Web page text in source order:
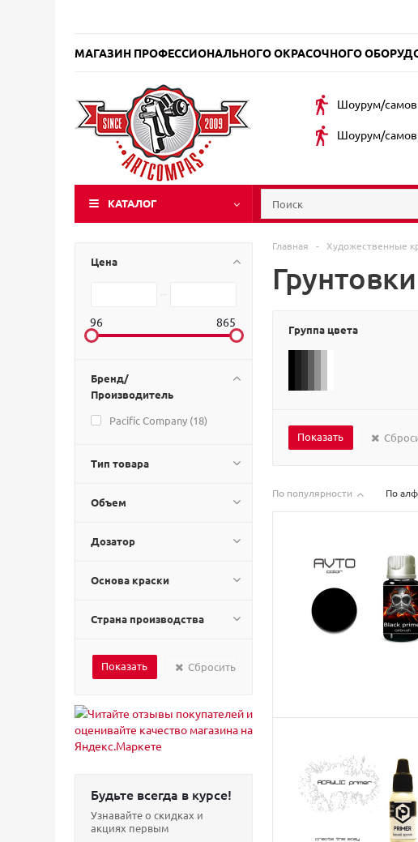
МАГАЗИН ПРОФЕССИОНАЛЬНОГО ОКРАСОЧНОГО
Шоурум/
Шоурум/
КАТАЛОГ
Цена
96 865
Бренд/
Производитель
Pacific Company (18)
Тип товара
Объем
Дозатор
Основа краски
Страна производства
Сбросить
Будьте всегда в курсе!
Узнавайте о скидках и
акциях первым
Главная - Художественные
Группа цвета
По популярности По